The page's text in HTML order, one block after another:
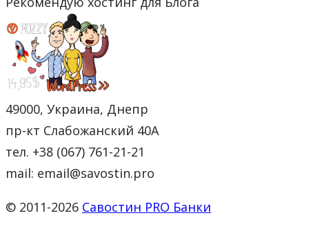
49000, Украина, Днепр
пр-кт Слабожанский 40А
тел. +38 (067) 761-21-21
mail: email@savostin.pro
© 2011-2026 Савостин PRO Банки